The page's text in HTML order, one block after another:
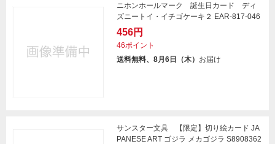
ニホンホールマーク 誕生日カード ディ
ズニートイ・イチゴケーキ２ EAR-817-046
456円
46ポイント
送料無料、8月6日（木） お届け
サンスター文具 【限定】切り絵カード JA
PANESE ART ゴジラ メカゴジラ S8908362